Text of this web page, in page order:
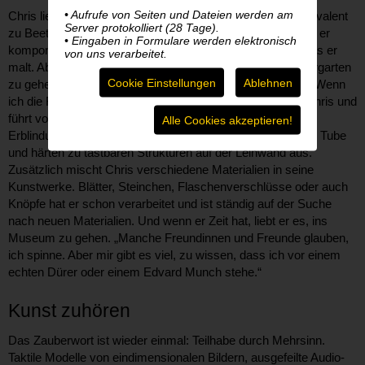
• Aufrufe von Seiten und Dateien werden am
Server protokolliert (28 Tage).
• Eingaben in Formulare werden elektronisch
von uns verarbeitet.
Cookie Einstellungen Ablehnen
Alle Cookies akzeptieren!
Chris liebt es, zu malen. Er sei, so sagt er, das blinde Äquivalent
zu Beethoven. Der hat irgendwann nicht mehr gehört, was er
komponiert, Chris hat irgendwann nicht mehr gesehen, was er
malt. Aber das hält ihn nicht davon ab, ins Atelier im Wintergarten
zu gehen und dort Farben auf eine Palette zu quetschen. „Wenn
ich die Farben rieche, entspannt mich das schon“ , sagt Chris und
führt vor, wie er – sechs Jahre nach seiner vollständigen
Erblindung – heute malt. Die Farben kommen dick aus der Tube
und härten zu tastbaren Strukturen auf der Leinwand aus.
Zusätzlich mischt Chris verschiedene Materialien in seine
Kunstwerke. Blätter, Steinchen, Flaschenverschlüsse oder auch
Knöpfe hat er schon verarbeitet und ist ständig auf der Suche
nach neuen Materialien. Und wenn er Zeit hat, liebt er es, ins
Museum zu gehen. „Manche Freundinnen und Freunde glauben,
ich spinne. Aber mir gibt es viel, zu wissen, dass ich vor einem
echten Dürer oder einem Edvard Munch stehe.“
Kunst zuhören
Das Zauberwort ist wieder einmal: Teilhabe durch Mehrsinn.
Taktile Modelle von eindimensionalen Bildern, ausgefeilte Audio-